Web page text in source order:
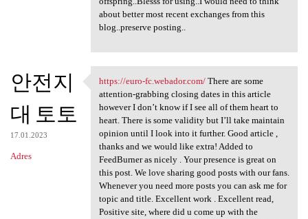
about better most recent exchanges from this
blog..preserve posting..
안전지
대 토토
17.01.2023
Adres
https://euro-fc.webador.com/
https://euro-fc.webador.com/There are some
attention-grabbing closing dates in this article
however I don’t know if I see all of them heart to
heart. There is some validity but I’ll take maintain
opinion until I look into it further. Good article ,
thanks and we would like extra! Added to
FeedBurner as nicely . Your presence is great on
this post. We love sharing good posts with our fans.
Whenever you need more posts you can ask me for
topic and title. Excellent work . Excellent read,
Positive site, where did u come up with the